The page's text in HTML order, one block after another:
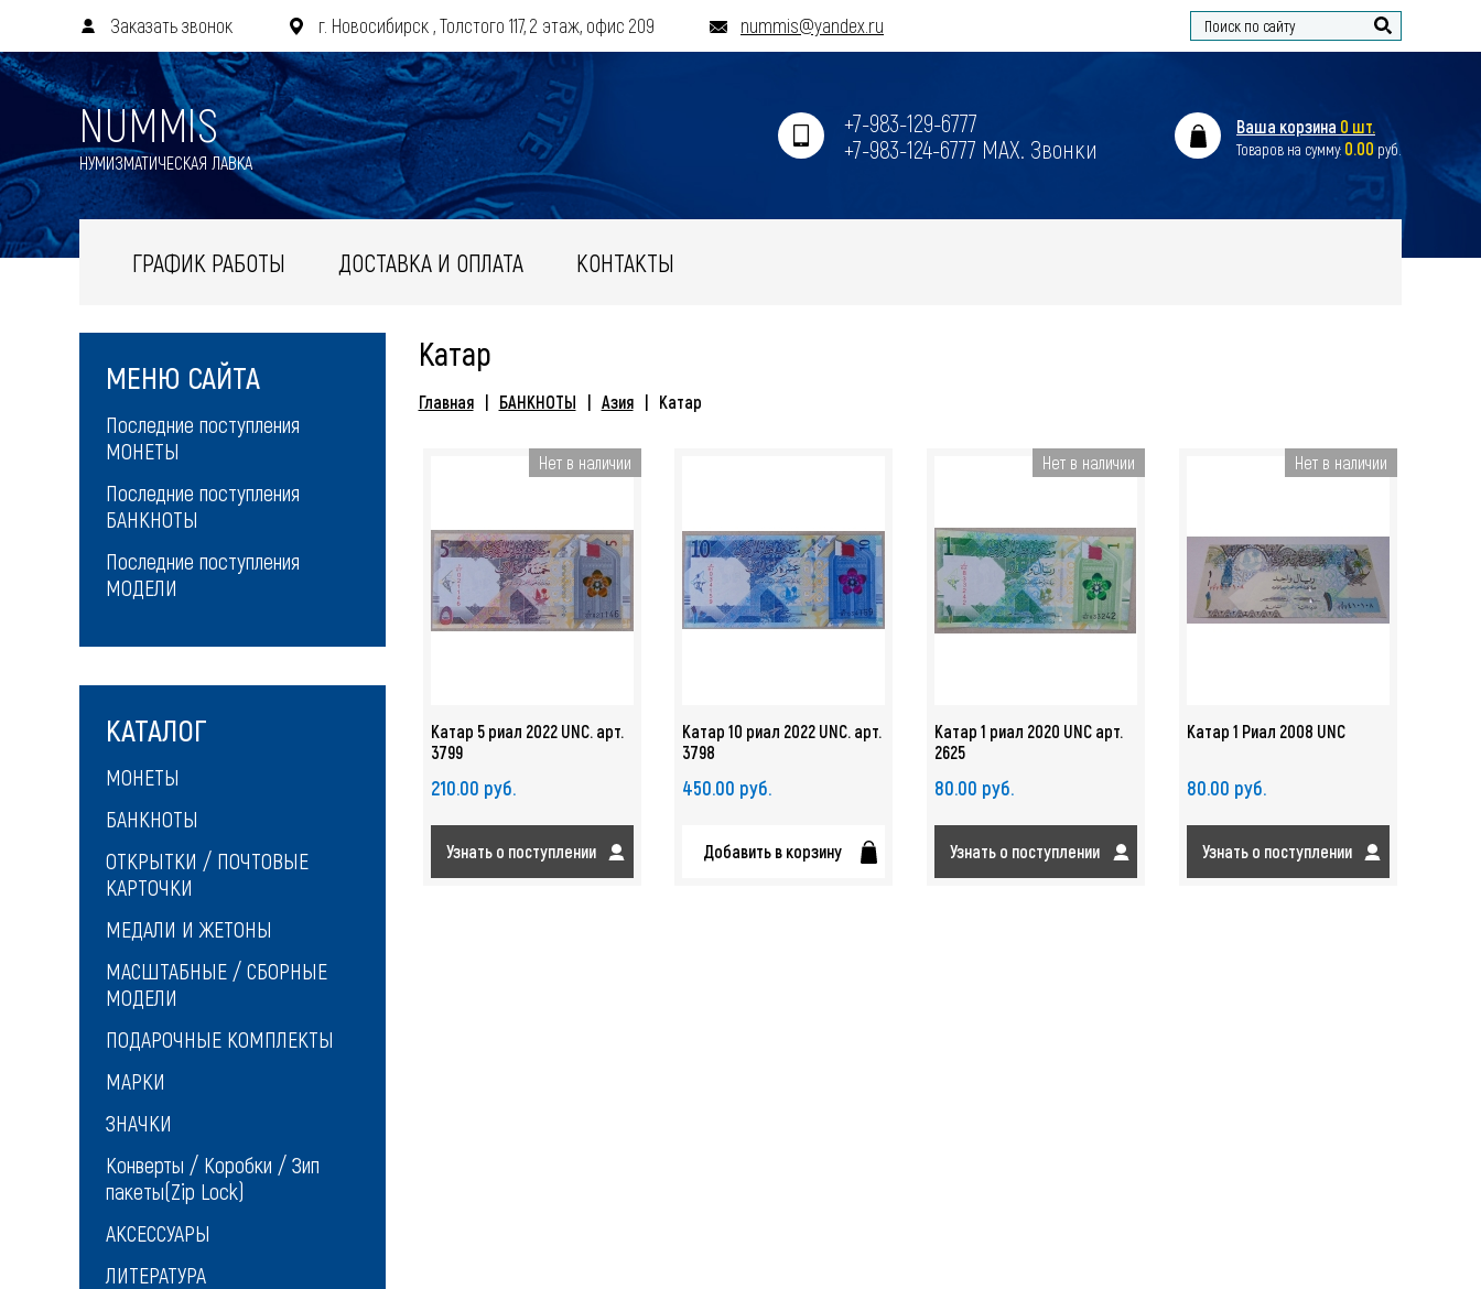
Заказать звонок г. Новосибирск , Толстого 117, 2 этаж, офис 209 nummis@yandex.ru Найти
NUMMIS
НУМИЗМАТИЧЕСКАЯ ЛАВКА
+7-983-129-6777
+7-983-124-6777 MAX. Звонки
Ваша корзина 0 шт.
Товаров на сумму: 0.00руб.
ГРАФИК РАБОТЫ ДОСТАВКА И ОПЛАТА КОНТАКТЫ
Катар
Главная БАНКНОТЫ Азия Катар
Нет в наличии
Катар 5 риал 2022 UNC. арт.
3799
210.00 руб.
Узнать о поступлении
Катар 10 риал 2022 UNC. арт.
3798
450.00 руб.
Добавить в корзину
Нет в наличии
Катар 1 риал 2020 UNC арт.
2625
80.00 руб.
Узнать о поступлении
Нет в наличии
Катар 1 Риал 2008 UNC
80.00 руб.
Узнать о поступлении
МЕНЮ САЙТА
Последние поступления
МОНЕТЫ
Последние поступления
БАНКНОТЫ
Последние поступления
МОДЕЛИ
КАТАЛОГ
МОНЕТЫ
БАНКНОТЫ
ОТКРЫТКИ / ПОЧТОВЫЕ
КАРТОЧКИ
МЕДАЛИ И ЖЕТОНЫ
МАСШТАБНЫЕ / СБОРНЫЕ
МОДЕЛИ
ПОДАРОЧНЫЕ КОМПЛЕКТЫ
МАРКИ
ЗНАЧКИ
Конверты / Коробки / Зип
пакеты(Zip Lock)
АКСЕССУАРЫ
ЛИТЕРАТУРА